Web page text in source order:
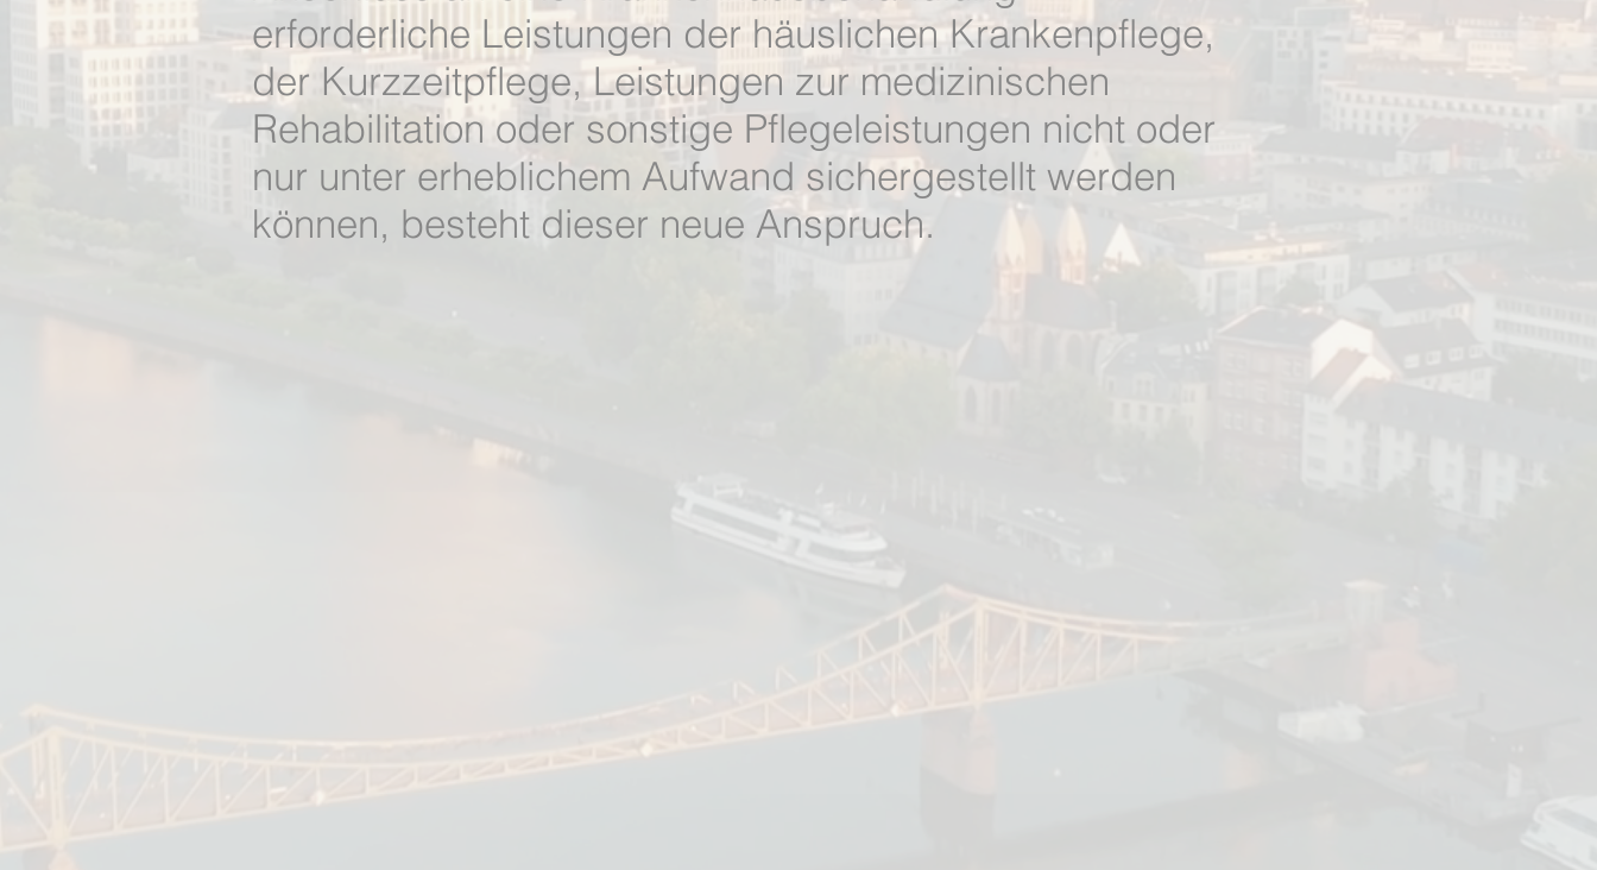
erforderliche Leistungen der häuslichen Krankenpflege,
der Kurzzeitpflege, Leistungen zur medizinischen
Rehabilitation oder sonstige Pflegeleistungen nicht oder
nur unter erheblichem Aufwand sichergestellt werden
können, besteht dieser neue Anspruch.